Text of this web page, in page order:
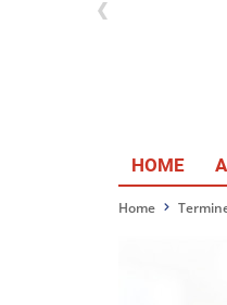
HOME
Home